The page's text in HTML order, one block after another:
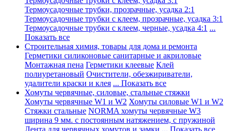
Термоусадочные трубки, прозрачные, усадка 2:1
Термоусадочные трубки с клеем, прозрачные, усадка 3:1
Термоусадочные трубки с клеем, черные, усадка 4:1 ...
Показать все
Строительная химия, товары для дома и ремонта
Герметики силиконовые санитарные и акриловые
Монтажная пена Герметики клеевые Клей
полиуретановый Очистители, обезжириватели,
удалители краски и клея ... Показать все
Хомуты червячные, силовые, стальные стяжки
Хомуты червячные W1 и W2 Хомуты силовые W1 и W2
Стяжки стальные NORMA хомуты червячные W3
ширина 9 мм. с постоянным натяжением, с пружиной
Лента для червячных хомутов и замки ... Показать все